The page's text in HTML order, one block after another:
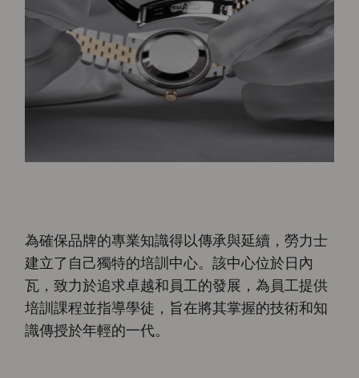
為確保品牌的專業知識得以傳承與延續，勞力士
建立了自己獨特的培訓中心。該中心位於日內
瓦，致力於追求卓越和員工的發展，為員工提供
培訓課程並指導學徒，旨在將其掌握的技術和知
識傳授於年輕的一代。